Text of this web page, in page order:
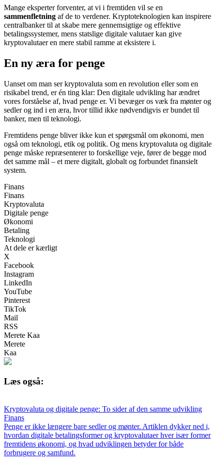
Mange eksperter forventer, at vi i fremtiden vil se en
sammenfletning af de to verdener. Kryptoteknologien kan inspirere
centralbanker til at skabe mere gennemsigtige og effektive
betalingssystemer, mens statslige digitale valutaer kan give
kryptovalutaer en mere stabil ramme at eksistere i.
En ny æra for penge
Uanset om man ser kryptovaluta som en revolution eller som en
risikabel trend, er én ting klar: Den digitale udvikling har ændret
vores forståelse af, hvad penge er. Vi bevæger os væk fra mønter og
sedler og ind i en æra, hvor tillid ikke nødvendigvis er bundet til
banker, men til teknologi.
Fremtidens penge bliver ikke kun et spørgsmål om økonomi, men
også om teknologi, etik og politik. Og mens kryptovaluta og digitale
penge måske repræsenterer to forskellige veje, fører de begge mod
det samme mål – et mere digitalt, globalt og forbundet finansielt
system.
Finans
Finans
Kryptovaluta
Digitale penge
Økonomi
Betaling
Teknologi
At dele er kærligt
X
Facebook
Instagram
LinkedIn
YouTube
Pinterest
TikTok
Mail
RSS
Merete Kaa
Merete
Kaa
Læs også:
Kryptovaluta og digitale penge: To sider af den samme udvikling
Finans
Penge er ikke længere bare sedler og mønter. Artiklen dykker ned i,
hvordan digitale betalingsformer og kryptovalutaer hver især former
fremtidens økonomi, og hvad udviklingen betyder for både
forbrugere og samfund.